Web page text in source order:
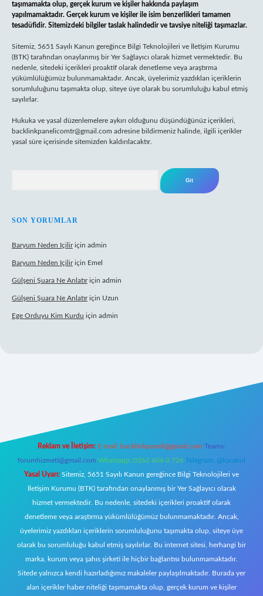
taşımamakta olup, gerçek kurum ve kişiler hakkında paylaşım
yapılmamaktadır. Gerçek kurum ve kişiler ile isim benzerlikleri tamamen
tesadüfidir. Sitemizdeki bilgiler taslak halindedir ve tavsiye niteliği taşımazlar.
Sitemiz, 5651 Sayılı Kanun gereğince Bilgi Teknolojileri ve İletişim Kurumu
(BTK) tarafından onaylanmış bir Yer Sağlayıcı olarak hizmet vermektedir. Bu
nedenle, sitedeki içerikleri proaktif olarak denetleme veya araştırma
yükümlülüğümüz bulunmamaktadır. Ancak, üyelerimiz yazdıkları içeriklerin
sorumluluğunu taşımakta olup, siteye üye olarak bu sorumluluğu kabul etmiş
sayılırlar.
Hukuka ve yasal düzenlemelere aykırı olduğunu düşündüğünüz içerikleri,
backlinkpanelicomtr@gmail.com adresine bildirmeniz halinde, ilgili içerikler
yasal süre içerisinde sitemizden kaldırılacaktır.
SON YORUMLAR
Baryum Neden Içiliriçin admin
Baryum Neden Içiliriçin Emel
Gülşeni Şuara Ne Anlatıriçin admin
Gülşeni Şuara Ne Anlatıriçin Uzun
Ege Orduyu Kim Kurdu için admin
Reklam ve İletişim: E-mail: backlinkpaneli@gmail.com Teams:
forumhizmeti@gmail.com Whatsapp: 0262 606 0 726 Telegram: @karabul
Yasal Uyarı: Sitemiz, 5651 Sayılı Kanun gereğince Bilgi Teknolojileri ve
İletişim Kurumu (BTK) tarafından onaylanmış bir Yer Sağlayıcı olarak
hizmet vermektedir. Bu nedenle, sitedeki içerikleri proaktif olarak
denetleme veya araştırma yükümlülüğümüz bulunmamaktadır. Ancak,
üyelerimiz yazdıkları içeriklerin sorumluluğunu taşımakta olup, siteye üye
olarak bu sorumluluğu kabul etmiş sayılırlar. Bu internet sitesi, herhangi bir
marka, kurum veya şahıs şirketi ile hiçbir bağlantısı bulunmamaktadır.
Sitede yalnızca kendi hazırladığımız makaleler paylaşılmaktadır. Burada yer
alan içerikler haber niteliği taşımamakta olup, gerçek kurum ve kişiler